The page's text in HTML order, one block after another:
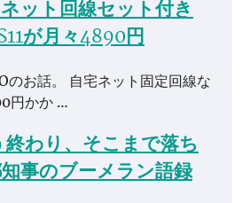
ット回線セット付き
が月々4890円
のお話。 自宅ネット固定回線な
円かか …
わり、そこまで落ち
事のブーメラン語録